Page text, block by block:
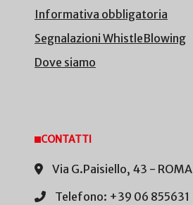
Informativa obbligatoria
Segnalazioni WhistleBlowing
Dove siamo
CONTATTI
Via G.Paisiello, 43 - ROMA
Telefono: +39 06 855631